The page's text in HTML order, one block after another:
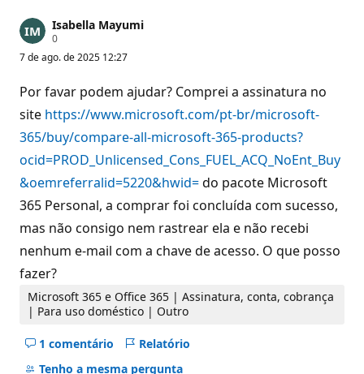
Isabella Mayumi
0P
n
o
s
d
e
r
p
t
ç
ã
o
7 de ago. de 2025 12:27
Por favar podem ajudar? Comprei a assinatura no
site https://www.microsoft.com/pt-br/microsoft-
365/buy/compare-all-microsoft-365-products?
ocid=PROD_Unlicensed_Cons_FUEL_ACQ_NoEnt_Buy
&oemreferralid=5220&hwid=do pacote Microsoft
365 Personal, a comprar foi concluída com sucesso,
mas não consigo nem rastrear ela e não recebi
nenhum e-mail com a chave de acesso. O que posso
fazer?
Microsoft 365 e Office 365 | Assinatura, conta, cobrança
| Para uso doméstico | Outro
1 comentário
Ocultar
comentários
Relatório
Tenho a mesma pergunta